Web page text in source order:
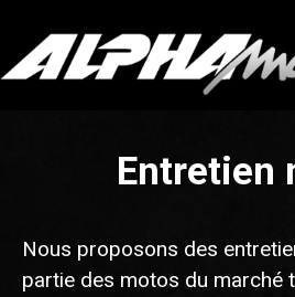
Entretien
Nous proposons des
partie des motos du marché